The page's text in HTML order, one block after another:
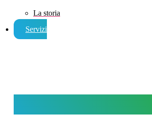
La storia
Servizi